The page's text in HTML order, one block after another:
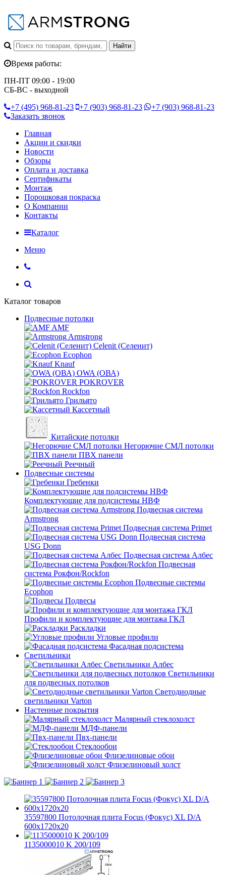
Время работы:
ПН-ПТ 09:00 - 19:00
СБ-ВС - выходной
+7 (495) 968-81-23 +7 (903) 968-81-23 +7 (903) 968-81-23
Заказать звонок
Главная
Акции и скидки
Новости
Обзоры
Оплата и доставка
Сертификаты
Монтаж
Порошковая покраска
О Компании
Контакты
Каталог
Меню
Каталог товаров
Подвесные потолки
AMF
Armstrong
Celenit (Селенит)
Ecophon
Knauf
OWA (ОВА)
POKROVER
Rockfon
Грильято
Кассетный
Китайские потолки
Негорючие СМЛ потолки
ПВХ панели
Реечный
Подвесные системы
Гребенки
Комплектующие для подсистемы НВФ
Подвесная система
Armstrong
Подвесная система Primet
Подвесная система
USG Donn
Подвесная система Албес
Подвесная
система Рокфон/Rockfon
Подвесные системы
Ecophon
Подвесы
Профили и комплектующие для монтажа ГКЛ
Раскладки
Угловые профили
Фасадная подсистема
Светильники
Светильники Албес
Светильники
для подвесных потолков
Светодиодные
светильники Varton
Настенные покрытия
Малярный стеклохолст
МДФ-панели
Пвх-панели
Стеклообои
Флизелиновые обои
Флизелиновый холст
35597800 Потолочная плита Focus (Фокус) XL D/A
600x1720x20
1135000010 K 200/109